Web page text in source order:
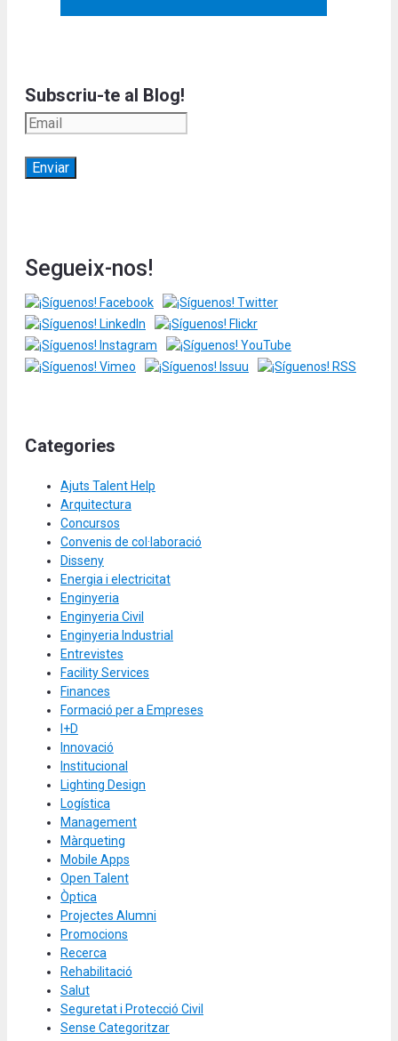
Subscriu-te al Blog!
Segueix-nos!
Categories
Ajuts Talent Help
Arquitectura
Concursos
Convenis de col·laboració
Disseny
Energia i electricitat
Enginyeria
Enginyeria Civil
Enginyeria Industrial
Entrevistes
Facility Services
Finances
Formació per a Empreses
I+D
Innovació
Institucional
Lighting Design
Logística
Management
Màrqueting
Mobile Apps
Open Talent
Òptica
Projectes Alumni
Promocions
Recerca
Rehabilitació
Salut
Seguretat i Protecció Civil
Sense Categoritzar